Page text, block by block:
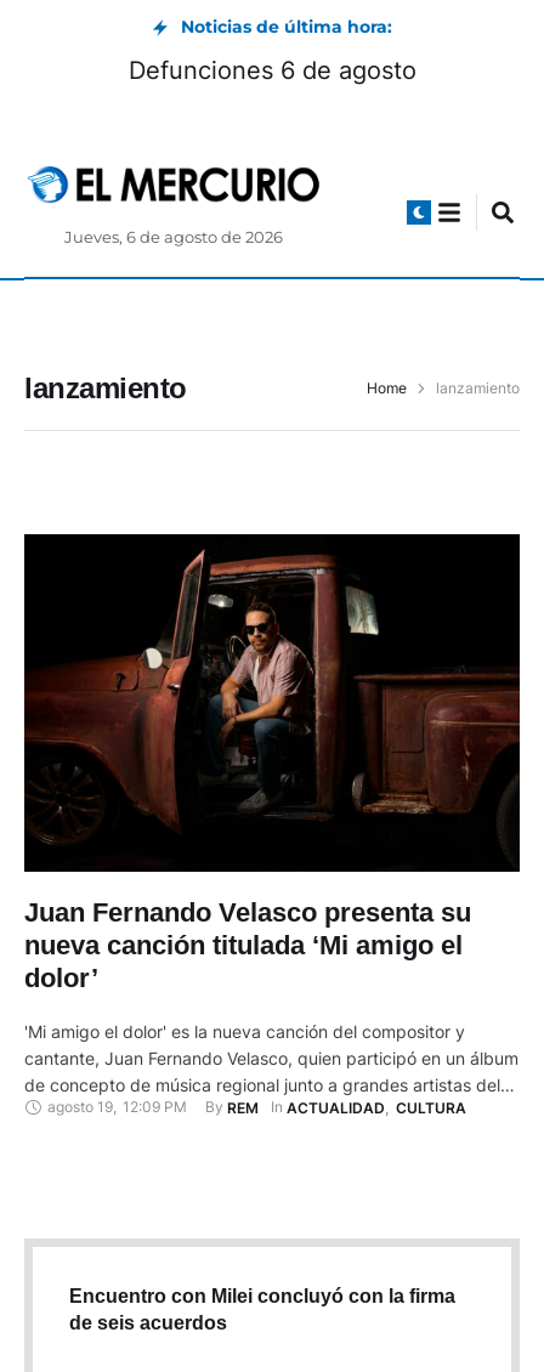
Noticias de última hora:
Defunciones 6 de agosto
Jueves, 6 de agosto de 2026
lanzamiento Home lanzamiento
Juan Fernando Velasco presenta su
nueva canción titulada ‘Mi amigo el
dolor’
'Mi amigo el dolor' es la nueva canción del compositor y
cantante, Juan Fernando Velasco, quien participó en un álbum
de concepto de música regional junto a grandes artistas del
género de Colombia y México. Con el lanzamiento de 'Mi
agosto 19, 12:09 PM By REM In ACTUALIDAD CULTURA
Encuentro con Milei concluyó con la firma
de seis acuerdos